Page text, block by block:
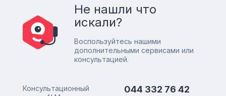
Не нашли что
искали?
Воспользуйтесь нашими
дополнительными сервисами или
консультацией.
Консультационный
044 332 76 42